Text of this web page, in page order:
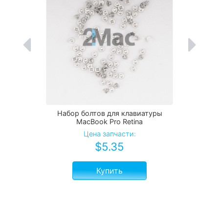
Набор болтов для клавиатуры
MacBook Pro Retina
Цена запчасти:
$5.35
Купить